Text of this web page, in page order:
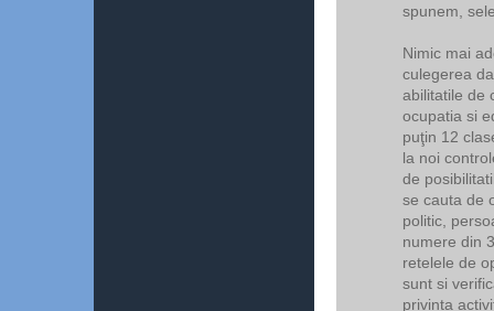
spunem,
Nimic mai
culegerea
abilitatile de
ocupatia si
puţin 12
la noi
de
se cauta de
politic,
numere din
retelele de
sunt si
privinta